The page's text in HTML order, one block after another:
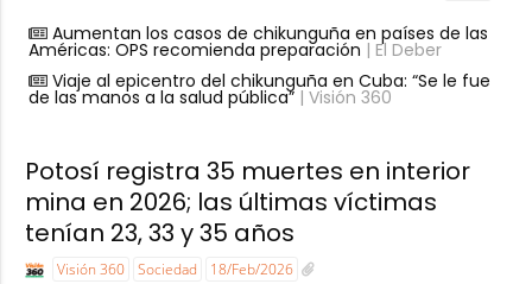
Aumentan los casos de chikunguña en países de las
Américas: OPS recomienda preparación | El Deber
Viaje al epicentro del chikunguña en Cuba: “Se le fue
de las manos a la salud pública”| Visión 360
Potosí registra 35 muertes en interior
mina en 2026; las últimas víctimas
tenían 23, 33 y 35 años
Visión 360 Sociedad 18/Feb/2026